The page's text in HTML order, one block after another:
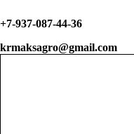
+7-937-087-44-36
krmaksagro@gmail.com